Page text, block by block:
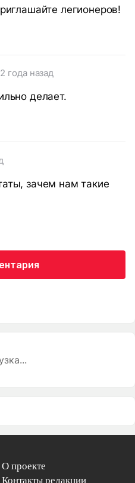
легионеров!
2 года назад
делает.
зачем нам такие
О проекте
Контакты редакции